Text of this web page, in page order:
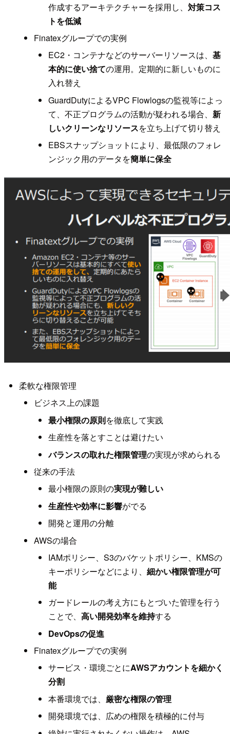
作成するアーキテクチャーを採用し、対策コス
トを低減
Finatexグループでの実例
EC2・コンテナなどのサーバーリソースは、基
本的に使い捨ての運用。定期的に新しいものに
入れ替え
GuardDutyによるVPC Flowlogsの監視等によっ
て、不正プログラムの活動が疑われる場合、新
しいクリーンなリソースを立ち上げて切り替え
EBSスナップショットにより、最低限のフォレ
ンジック用のデータを簡単に保全
柔軟な権限管理
ビジネス上の課題
最小権限の原則を徹底して実践
生産性を落とすことは避けたい
バランスの取れた権限管理の実現が求められる
従来の手法
最小権限の原則の実現が難しい
生産性や効率に影響がでる
開発と運用の分離
AWSの場合
IAMポリシー、S3のバケットポリシー、KMSの
キーポリシーなどにより、細かい権限管理が可
能
ガードレールの考え方にもとづいた管理を行う
ことで、高い開発効率を維持する
DevOpsの促進
Finatexグループでの実例
サービス・環境ごとにAWSアカウントを細かく
分割
本番環境では、 厳密な権限の管理
開発環境では、広めの権限を積極的に付与